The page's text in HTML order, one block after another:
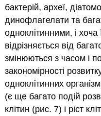
бактерій, археї,
динофлагелати та
одноклітинними, і хоча
відрізняється від
змінюються з часом і
закономірності
одноклітинних
(є ще багато подій
клітин (рис. 7) і ріст